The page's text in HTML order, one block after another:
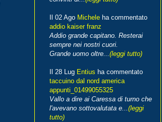
Il 02 Ago Michele ha commentato
addio kaiser franz
Addio grande capitano. Resterai
sempre nei nostri cuori.
Grande uomo oltre...(leggi tutto)
Il 28 Lug Entius ha commentato
taccuino dal nord america
appunti_01499055325
Vallo a dire ai Caressa di turno che
l'avevano sottovalutata e...(leggi
tutto)